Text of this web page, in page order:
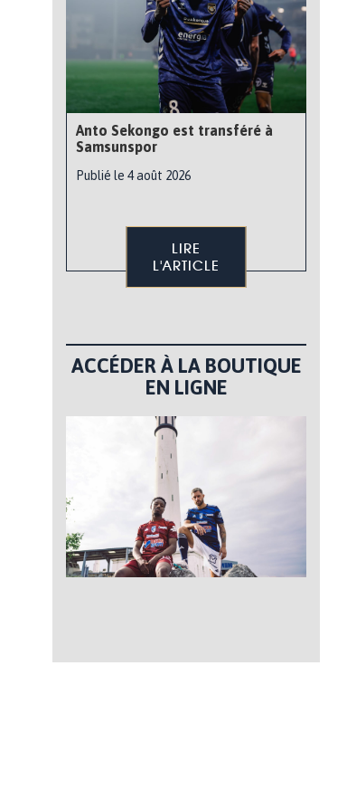
Anto Sekongo est transféré à
Samsunspor
Publié le 4 août 2026
LIRE
L'ARTICLE
ACCÉDER À LA BOUTIQUE
EN LIGNE